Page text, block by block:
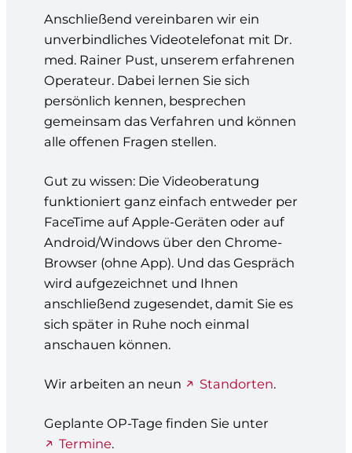
Anschließend vereinbaren wir ein
unverbindliches Videotelefonat mit Dr.
med. Rainer Pust, unserem erfahrenen
Operateur. Dabei lernen Sie sich
persönlich kennen, besprechen
gemeinsam das Verfahren und können
alle offenen Fragen stellen.
Gut zu wissen: Die Videoberatung
funktioniert ganz einfach entweder per
FaceTime auf Apple-Geräten oder auf
Android/Windows über den Chrome-
Browser (ohne App). Und das Gespräch
wird aufgezeichnet und Ihnen
anschließend zugesendet, damit Sie es
sich später in Ruhe noch einmal
anschauen können.
Wir arbeiten an neun Standorten.
Geplante OP-Tage finden Sie unter
Termine.